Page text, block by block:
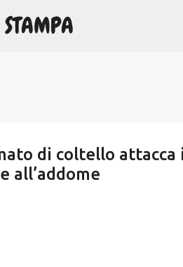
di coltello
all’addome